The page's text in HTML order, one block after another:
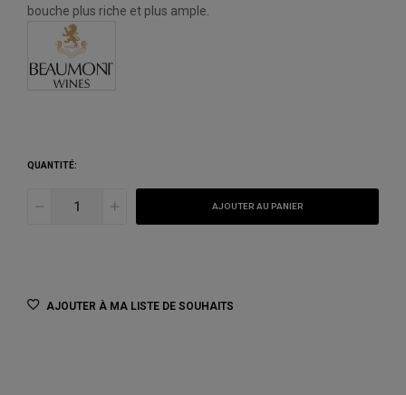
bouche plus riche et plus ample.
QUANTITÉ:
AJOUTER AU PANIER
AJOUTER À MA LISTE DE SOUHAITS